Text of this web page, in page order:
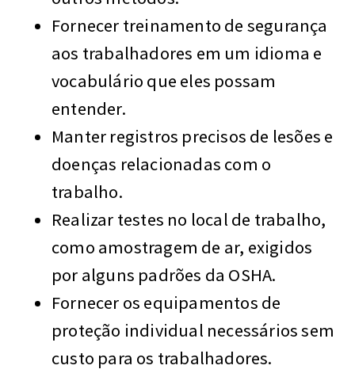
Fornecer treinamento de segurança
aos trabalhadores em um idioma e
vocabulário que eles possam
entender.
Manter registros precisos de lesões e
doenças relacionadas com o
trabalho.
Realizar testes no local de trabalho,
como amostragem de ar, exigidos
por alguns padrões da OSHA.
Fornecer os equipamentos de
proteção individual necessários sem
custo para os trabalhadores.